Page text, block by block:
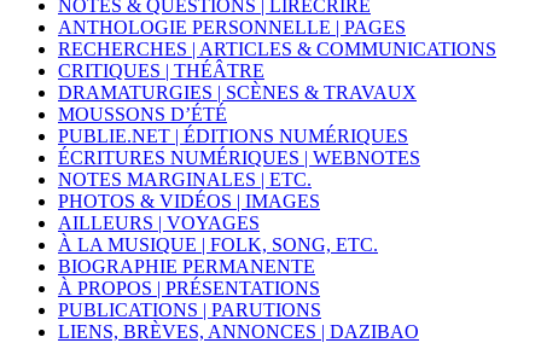
NOTES & QUESTIONS | LIRECRIRE
ANTHOLOGIE PERSONNELLE | PAGES
RECHERCHES | ARTICLES & COMMUNICATIONS
CRITIQUES | THÉÂTRE
DRAMATURGIES | SCÈNES & TRAVAUX
MOUSSONS D’ÉTÉ
PUBLIE.NET | ÉDITIONS NUMÉRIQUES
ÉCRITURES NUMÉRIQUES | WEBNOTES
NOTES MARGINALES | ETC.
PHOTOS & VIDÉOS | IMAGES
AILLEURS | VOYAGES
À LA MUSIQUE | FOLK, SONG, ETC.
BIOGRAPHIE PERMANENTE
À PROPOS | PRÉSENTATIONS
PUBLICATIONS | PARUTIONS
LIENS, BRÈVES, ANNONCES | DAZIBAO